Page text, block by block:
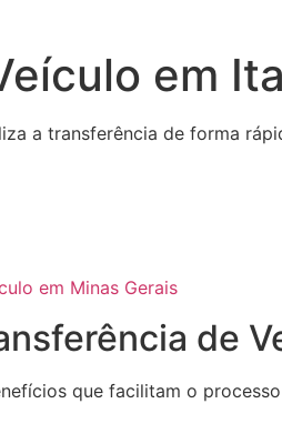
em
a transferência de forma
em Minas Gerais
de
que facilitam o